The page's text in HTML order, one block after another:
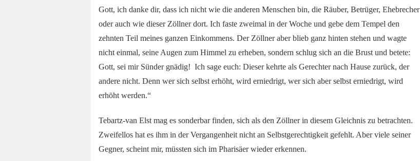
Gott, ich danke dir, dass ich nicht wie die anderen Menschen bin, die Räuber, Betrüger, Ehebrecher
oder auch wie dieser Zöllner dort. Ich faste zweimal in der Woche und gebe dem Tempel den
zehnten Teil meines ganzen Einkommens. Der Zöllner aber blieb ganz hinten stehen und wagte
nicht einmal, seine Augen zum Himmel zu erheben, sondern schlug sich an die Brust und betete:
Gott, sei mir Sünder gnädig! Ich sage euch: Dieser kehrte als Gerechter nach Hause zurück, der
andere nicht. Denn wer sich selbst erhöht, wird erniedrigt, wer sich aber selbst erniedrigt, wird
erhöht werden.“
Tebartz-van Elst mag es sonderbar finden, sich als den Zöllner in diesem Gleichnis zu betrachten.
Zweifellos hat es ihm in der Vergangenheit nicht an Selbstgerechtigkeit gefehlt. Aber viele seiner
Gegner, scheint mir, müssten sich im Pharisäer wieder erkennen.